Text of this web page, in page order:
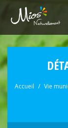
Accueil Vie